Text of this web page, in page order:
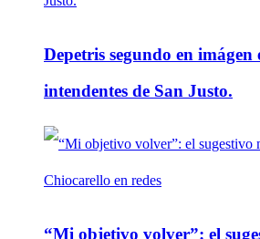
Depetris segundo en imágen
intendentes de San Justo.
“Mi objetivo volver”: el